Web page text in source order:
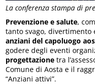
La conferenza stampa di
Prevenzione e salute,
tanto svago, divertimento
anziani del capoluogo
godere degli eventi
progettazione tra
Comune di Aosta e il
“Anziani attivi”.